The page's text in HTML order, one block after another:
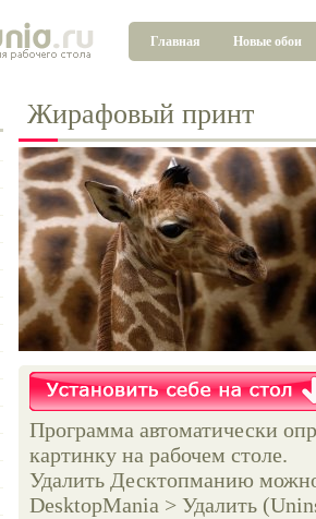
Главная Новые обои
Жирафовый принт
Программа автоматически
картинку на рабочем столе.
Удалить Десктопманию
DesktopMania > Удалить